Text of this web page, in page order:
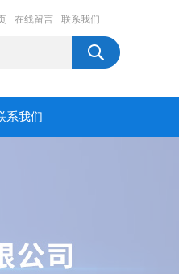
在线留言 联系我们
系我们